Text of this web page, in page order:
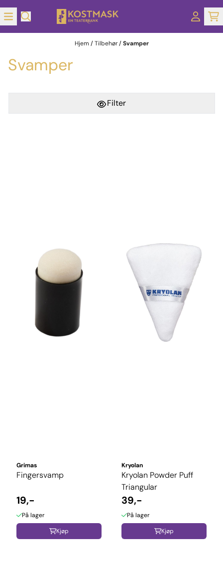
Hopp til innhold
Hjem /Tilbehør/Svamper
Svamper
Filter
Grimas
Fingersvamp
19,-
På lager
Kjøp
Kryolan
Kryolan Powder Puff
Triangular
39,-
På lager
Kjøp